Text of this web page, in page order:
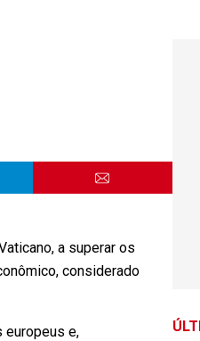
a superar os
considerado
europeus e,